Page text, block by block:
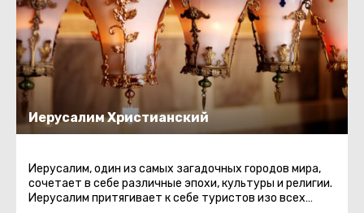
Иерусалим Христианский
Иерусалим, один из самых загадочных городов мира,
сочетает в себе различные эпохи, культуры и религии.
Иерусалим притягивает к себе туристов изо всех